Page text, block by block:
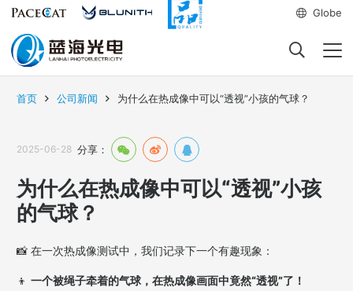
Globe
首页 公司新闻 为什么在热成像中可以“透视”小孩的气球？
2025-06-28 分享：
为什么在热成像中可以“透视”小孩
的气球？
📸 在一次热成像测试中，我们记录下一个有趣现象：
👦 一个被绳子牵着的气球，在热成像画面中竟然“透视”了！